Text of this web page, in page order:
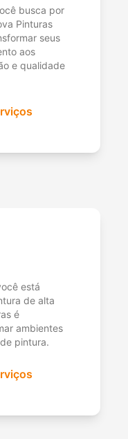
busca por
Pinturas
seus
aos
e qualidade
está
de alta
é
ambientes
pintura.